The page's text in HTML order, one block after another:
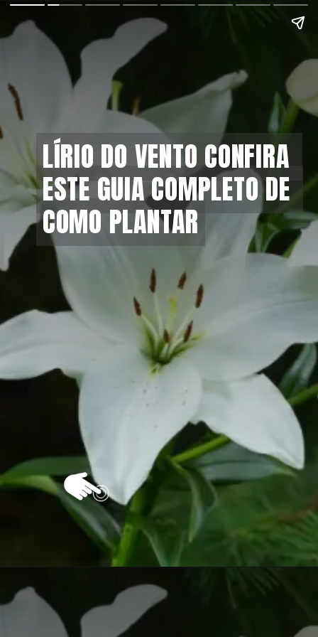
LÍRIO DO VENTO CONFIRA
ESTE GUIA COMPLETO DE
COMO PLANTAR
LÍRIO DO VENTO CONFIRA
ESTE GUIA COMPLETO DE
COMO PLANTAR